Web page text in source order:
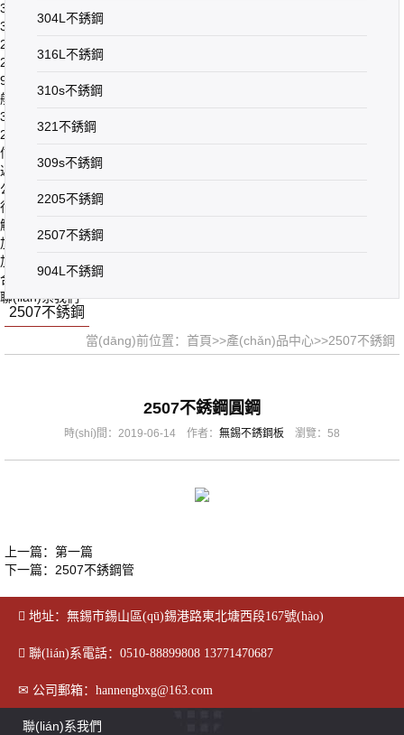
321不銹鋼
309s不銹鋼
2205不銹鋼
2507不銹鋼
904L不銹鋼
船用不銹鋼
316Ti不銹鋼
2Cr25N不銹鋼
信息中心
返回上一級(jí)
公司動(dòng)態(tài)
行業(yè)資訊
解決方案
加工設(shè)備
加工產(chǎn)品
合作鋼廠
聯(lián)系我們
304L不銹鋼
316L不銹鋼
310s不銹鋼
321不銹鋼
309s不銹鋼
2205不銹鋼
2507不銹鋼
904L不銹鋼
2507不銹鋼
當(dāng)前位置： 首頁>>產(chǎn)品中心>>2507不銹鋼
2507不銹鋼圓鋼
時(shí)間：2019-06-14 作者： 無錫不銹鋼板 瀏覽：58
上一篇：第一篇
下一篇： 2507不銹鋼管
地址：無錫市錫山區(qū)錫港路東北塘西段167號(hào)
聯(lián)系電話：0510-88899808 13771470687
公司郵箱：hannengbxg@163.com
聯(lián)系我們